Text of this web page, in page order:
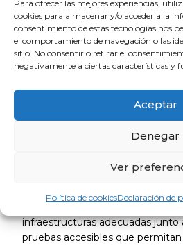
Para ofrecer las mejores experiencias,
cookies para almacenar y/o acceder a la
consentimiento de estas tecnologías nos
el comportamiento de navegación o las
sitio. No consentir o retirar el
negativamente a ciertas características y
Aceptar
Denegar
Ver
Política de cookiesDeclaración de
Respecto a este último punto es
talento tanto de los médicos
los recién salidos del MIR,
imprescindibleofertar
necesidades asistenciales; la
de ausencias (bajas y
El refuerzo de la Atención
infraestructuras adecuadas
pruebas accesibles que